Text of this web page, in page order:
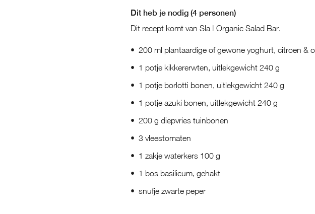
Dit heb je nodig (4 personen)
Dit recept komt van Sla | Organic Salad Bar.
200 ml plantaardige of gewone yoghurt, citroen &
1 potje kikkererwten, uitlekgewicht 240 g
1 potje borlotti bonen, uitlekgewicht 240 g
1 potje azuki bonen, uitlekgewicht 240 g
200 g diepvries tuinbonen
3 vleestomaten
1 zakje waterkers 100 g
1 bos basilicum, gehakt
snufje zwarte peper